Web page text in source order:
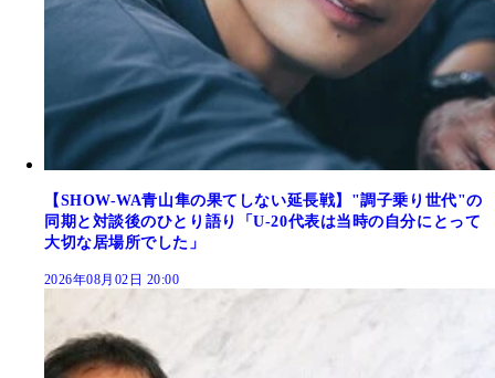
【SHOW-WA青山隼の果てしない延長戦】"調子乗り世代"の
同期と対談後のひとり語り「U-20代表は当時の自分にとって
大切な居場所でした」
2026年08月02日 20:00